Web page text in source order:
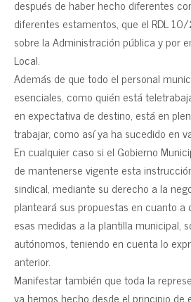
después de haber hecho diferentes
diferentes estamentos, que el RDL
sobre la Administración pública y por
Local.
Además de que todo el personal
esenciales, como quién está
en expectativa de destino, está en
trabajar, como así ya ha sucedido en
En cualquier caso si el Gobierno
de mantenerse vigente esta
sindical, mediante su derecho a la
planteará sus propuestas en cuanto
esas medidas a la plantilla municipal,
autónomos, teniendo en cuenta lo
anterior.
Manifestar también que toda la
ya hemos hecho desde el principio de